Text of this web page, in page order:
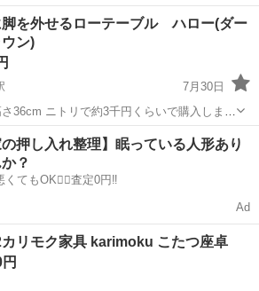
駅
脚を外せるローテーブル ハロー(ダー
ン)
7月30日
で購入しまし
ので譲ります。さほど目立つ様な傷、汚れ
は使用してました。
屋駅 テーブル ハロー
の押し入れ整理】眠っている人形あり
？
くてもOK🙆‍♀️査定0円‼️
Ad
リモク家具 karimoku こたつ座卓